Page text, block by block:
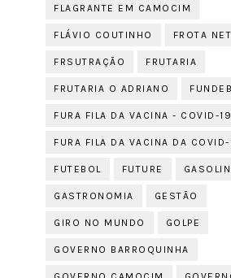
FLAGRANTE EM CAMOCIM
FLÁVIO COUTINHO FROTA
FRSUTRAÇÃO FRUTARIA
FRUTARIA O ADRIANO FUNDEB
FURA FILA DA VACINA - COVID-19
FURA FILA DA VACINA DA COVID-
FUTEBOL FUTURE
GASTRONOMIA GESTÃO
GIRO NO MUNDO GOLPE
GOVERNO BARROQUINHA